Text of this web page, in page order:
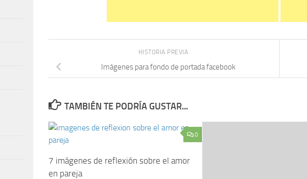
HISTORIA PREVIA
Imágenes para fondo de portada facebook
TAMBIÉN TE PODRÍA GUSTAR...
0
7 imágenes de reflexión sobre el amor
en pareja